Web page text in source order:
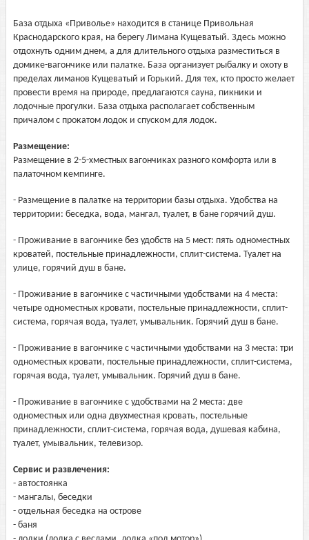
База отдыха «Приволье» находится в станице Привольная
Краснодарского края, на берегу Лимана Кущеватый. Здесь можно
отдохнуть одним днем, а для длительного отдыха разместиться в
домике-вагончике или палатке. База организует рыбалку и охоту в
пределах лиманов Кущеватый и Горький. Для тех, кто просто желает
провести время на природе, предлагаются сауна, пикники и
лодочные прогулки. База отдыха располагает собственным
причалом с прокатом лодок и спуском для лодок.
Размещение:
Размещение в 2-5-хместных вагончиках разного комфорта или в
палаточном кемпинге.
- Размещение в палатке на территории базы отдыха. Удобства на
территории: беседка, вода, мангал, туалет, в бане горячий душ.
- Проживание в вагончике без удобств на 5 мест: пять одноместных
кроватей, постельные принадлежности, сплит-система. Туалет на
улице, горячий душ в бане.
- Проживание в вагончике с частичными удобствами на 4 места:
четыре одноместных кровати, постельные принадлежности, сплит-
система, горячая вода, туалет, умывальник. Горячий душ в бане.
- Проживание в вагончике с частичными удобствами на 3 места: три
одноместных кровати, постельные принадлежности, сплит-система,
горячая вода, туалет, умывальник. Горячий душ в бане.
- Проживание в вагончике с удобствами на 2 места: две
одноместных или одна двухместная кровать, постельные
принадлежности, сплит-система, горячая вода, душевая кабина,
туалет, умывальник, телевизор.
Сервис и развлечения:
- автостоянка
- мангалы, беседки
- отдельная беседка на острове
- баня